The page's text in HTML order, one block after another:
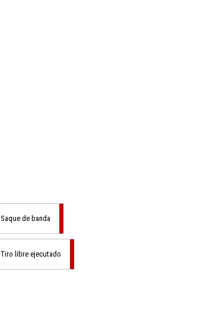
Saque de banda
Tiro libre ejecutado